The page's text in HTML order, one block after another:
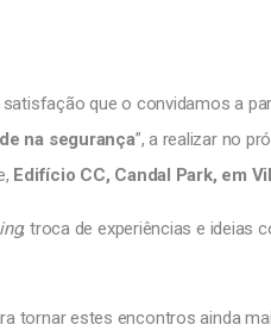
que o convidamos a
na segurança”, a realizar no
Edifício CC, Candal Park, em
, troca de experiências e ideias
tornar estes encontros ainda